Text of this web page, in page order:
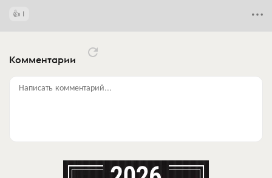
1
Комментарии
Написать комментарий...